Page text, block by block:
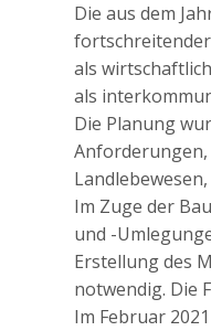
Die aus dem
als
als
Die Planung
Anforderungen,
Im Zuge der
und -
Erstellung des
notwendig. Die
Im Februar